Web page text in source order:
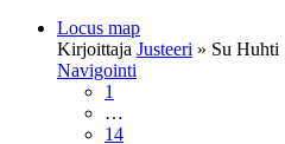
Locus map
Kirjoittaja Justeeri » Su Huhti
Navigointi
1
…
14